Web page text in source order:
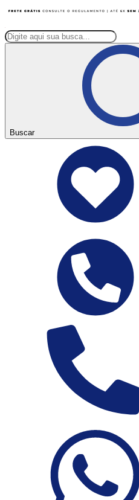
Buscar